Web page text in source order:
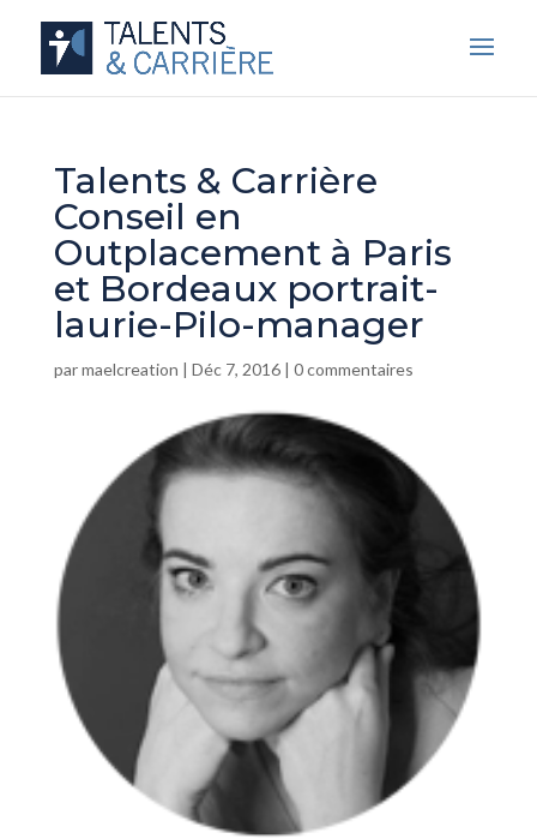
Talents & Carrière
Conseil en
Outplacement à Paris
et Bordeaux portrait-
laurie-Pilo-manager
parmaelcreation | Déc 7, 2016| 0 commentaires